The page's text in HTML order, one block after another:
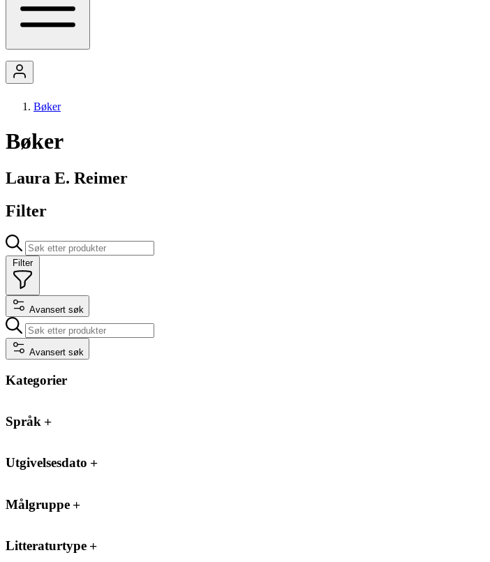
Bøker
Bøker
Laura E. Reimer
Filter
Filter
Avansert søk
Avansert søk
Kategorier
Språk
Utgivelsesdato
Målgruppe
Litteraturtype